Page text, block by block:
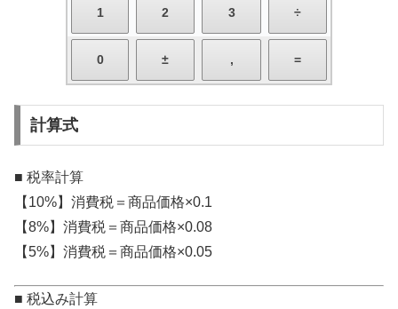
計算式
■ 税率計算
【10%】消費税＝商品価格×0.1
【8%】消費税＝商品価格×0.08
【5%】消費税＝商品価格×0.05
■ 税込み計算